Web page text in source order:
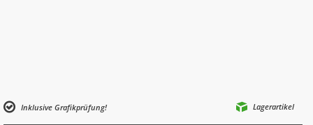
Inklusive Grafikprüfung! Lagerartikel